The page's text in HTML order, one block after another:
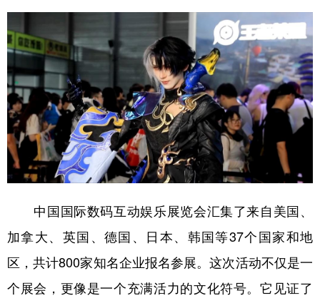
中国国际数码互动娱乐展览会汇集了来自美国、
加拿大、英国、德国、日本、韩国等37个国家和地
区，共计800家知名企业报名参展。这次活动不仅是一
个展会，更像是一个充满活力的文化符号。它见证了